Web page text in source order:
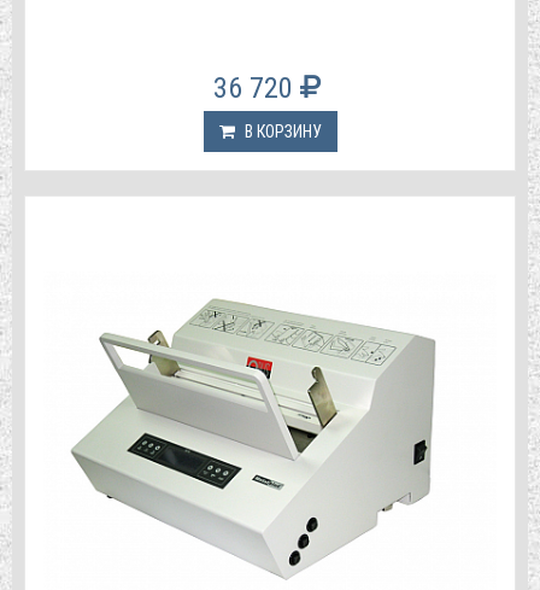
36 720
В КОРЗИНУ